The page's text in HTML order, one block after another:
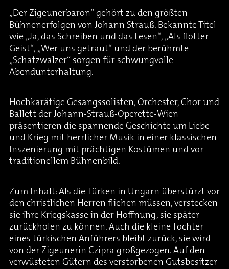
„Der Zigeunerbaron“ gehört zu den größten
Bühnenerfolgen von Johann Strauß. Bekannte Titel
wie „Ja, das Schreiben und das Lesen“, „Als flotter
Geist“, „Wer uns getraut“ und der berühmte
„Schatzwalzer“ sorgen für schwungvolle
Abendunterhaltung.
Hochkarätige Gesangssolisten, Orchester, Chor und
Ballett der Johann-Strauß-Operette-Wien
präsentieren die spannende Geschichte um Liebe
und Krieg mit herrlicher Musik in einer klassischen
Inszenierung mit prächtigen Kostümen und vor
traditionellem Bühnenbild.
Zum Inhalt: Als die Türken in Ungarn überstürzt vor
den christlichen Herren fliehen müssen, verstecken
sie ihre Kriegskasse in der Hoffnung, sie später
zurückholen zu können. Auch die kleine Tochter
eines türkischen Anführers bleibt zurück, sie wird
von der Zigeunerin Czipra großgezogen. Auf den
verwüsteten Gütern des verstorbenen Gutsbesitzer